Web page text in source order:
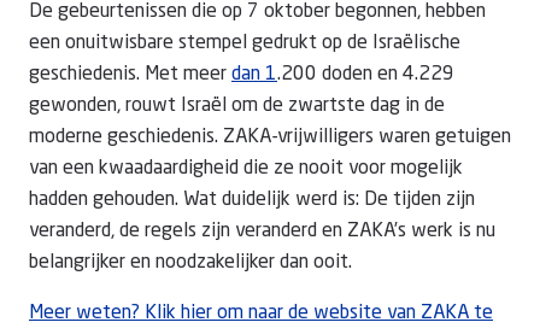
De gebeurtenissen die op 7 oktober begonnen, hebben
een onuitwisbare stempel gedrukt op de Israëlische
geschiedenis. Met meer dan 1.200 doden en 4.229
gewonden, rouwt Israël om de zwartste dag in de
moderne geschiedenis. ZAKA-vrijwilligers waren getuigen
van een kwaadaardigheid die ze nooit voor mogelijk
hadden gehouden. Wat duidelijk werd is: De tijden zijn
veranderd, de regels zijn veranderd en ZAKA’s werk is nu
belangrijker en noodzakelijker dan ooit.
Meer weten? Klik hier om naar de website van ZAKA te